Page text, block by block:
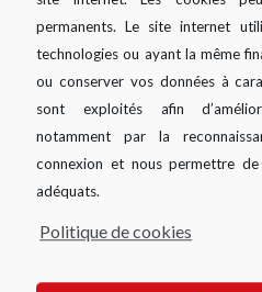
permanents. Le site internet
technologies ou ayant la même
ou conserver vos données à
sont exploités afin
notamment par la
connexion et nous permettre
adéquats.
Politique de cookies